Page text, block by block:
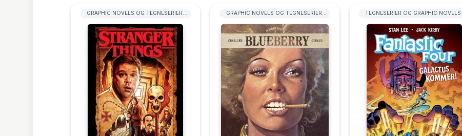
GRAPHIC NOVELS OG TEGNESERIER:
GRAPHIC NOVELS OG TEGNESERIER:
TEGNESERIER OG GRAPHIC NOVELS I